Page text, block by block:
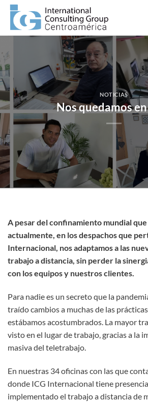
Saltar
contenido
NOTICIAS
Nos quedamos
A pesar del confinamiento mundial
actualmente, en los despachos que
Internacional, nos adaptamos a las
trabajo a distancia, sin perder la
con los equipos y nuestros clientes.
Para nadie es un secreto que la
traído cambios a muchas de las
estábamos acostumbrados. La mayor
visto en el lugar de trabajo, gracias a la
masiva del teletrabajo.
En nuestras 34 oficinas con las que
donde ICG Internacional tiene
implementado el trabajo a distancia de